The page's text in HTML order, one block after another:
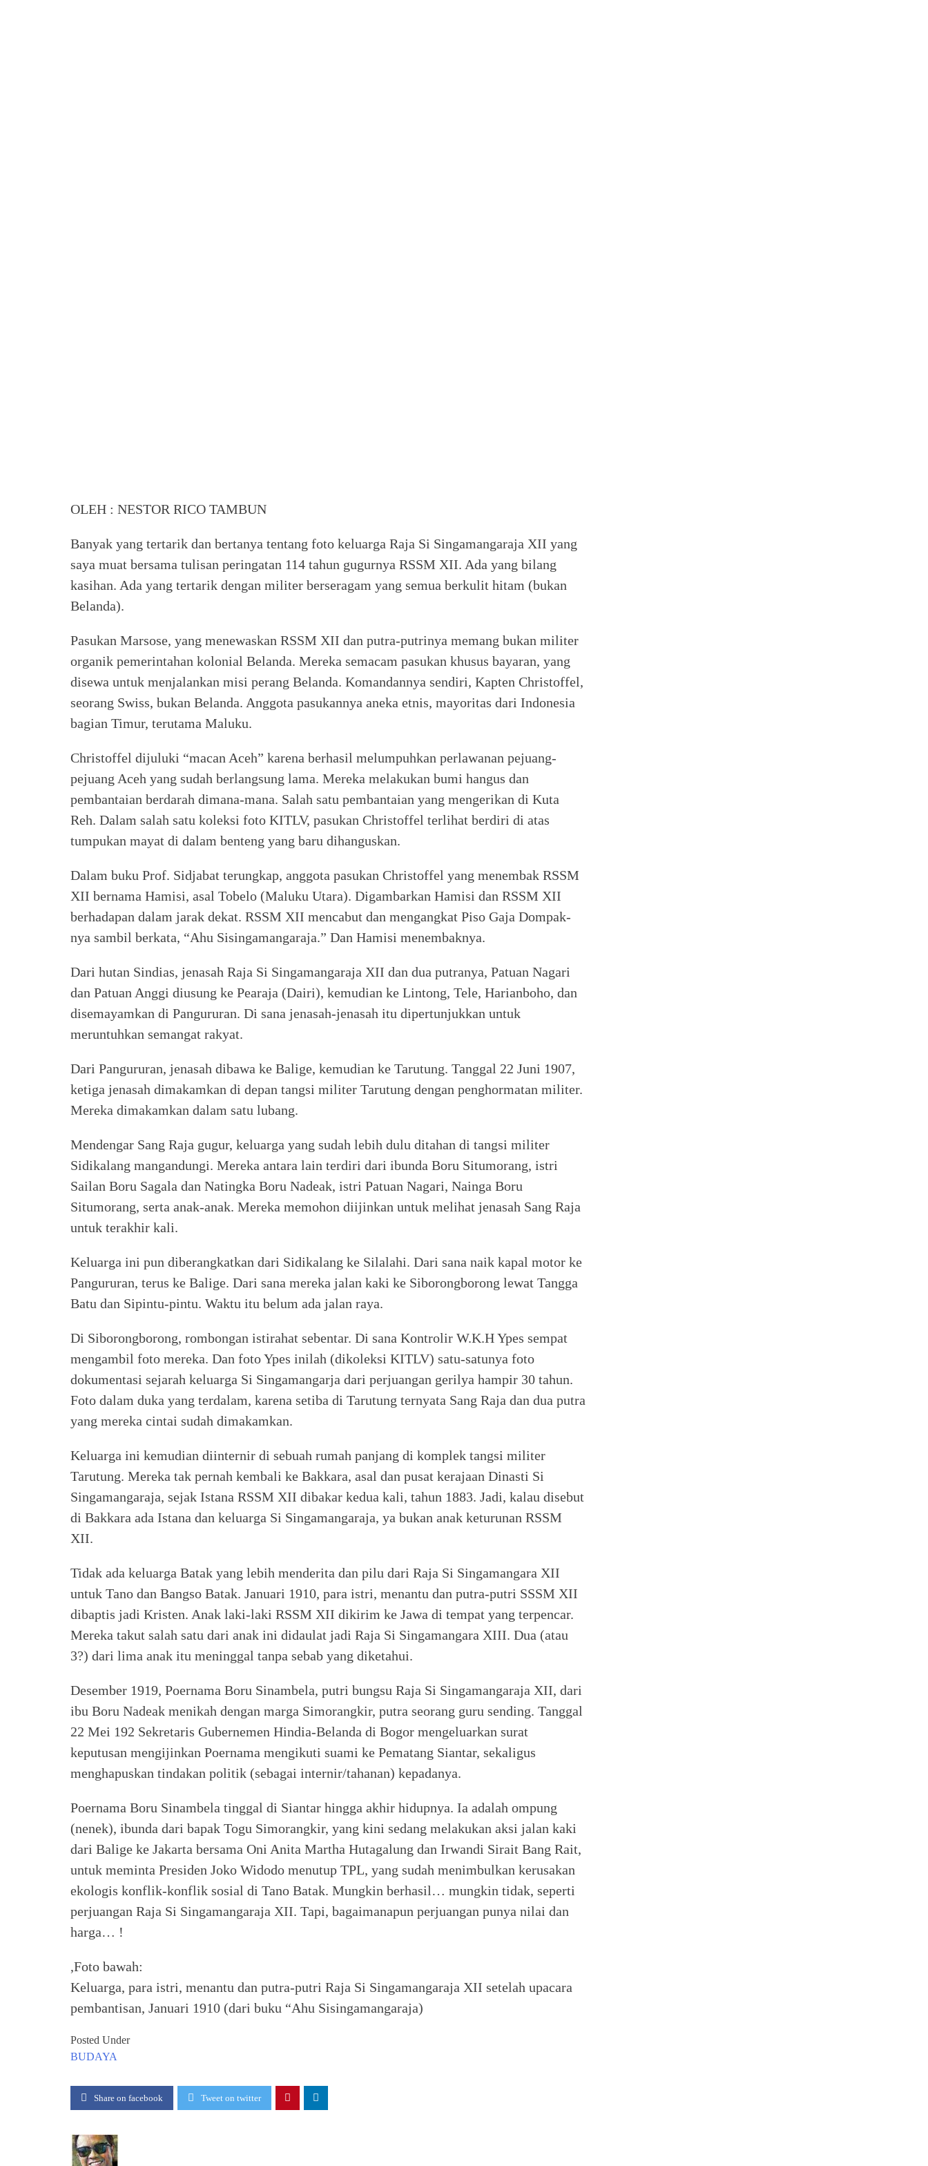
OLEH : NESTOR RICO TAMBUN
Banyak yang tertarik dan bertanya tentang foto keluarga Raja Si Singamangaraja XII yang
saya muat bersama tulisan peringatan 114 tahun gugurnya RSSM XII. Ada yang bilang
kasihan. Ada yang tertarik dengan militer berseragam yang semua berkulit hitam (bukan
Belanda).
Pasukan Marsose, yang menewaskan RSSM XII dan putra-putrinya memang bukan militer
organik pemerintahan kolonial Belanda. Mereka semacam pasukan khusus bayaran, yang
disewa untuk menjalankan misi perang Belanda. Komandannya sendiri, Kapten Christoffel,
seorang Swiss, bukan Belanda. Anggota pasukannya aneka etnis, mayoritas dari Indonesia
bagian Timur, terutama Maluku.
Christoffel dijuluki “macan Aceh” karena berhasil melumpuhkan perlawanan pejuang-
pejuang Aceh yang sudah berlangsung lama. Mereka melakukan bumi hangus dan
pembantaian berdarah dimana-mana. Salah satu pembantaian yang mengerikan di Kuta
Reh. Dalam salah satu koleksi foto KITLV, pasukan Christoffel terlihat berdiri di atas
tumpukan mayat di dalam benteng yang baru dihanguskan.
Dalam buku Prof. Sidjabat terungkap, anggota pasukan Christoffel yang menembak RSSM
XII bernama Hamisi, asal Tobelo (Maluku Utara). Digambarkan Hamisi dan RSSM XII
berhadapan dalam jarak dekat. RSSM XII mencabut dan mengangkat Piso Gaja Dompak-
nya sambil berkata, “Ahu Sisingamangaraja.” Dan Hamisi menembaknya.
Dari hutan Sindias, jenasah Raja Si Singamangaraja XII dan dua putranya, Patuan Nagari
dan Patuan Anggi diusung ke Pearaja (Dairi), kemudian ke Lintong, Tele, Harianboho, dan
disemayamkan di Pangururan. Di sana jenasah-jenasah itu dipertunjukkan untuk
meruntuhkan semangat rakyat.
Dari Pangururan, jenasah dibawa ke Balige, kemudian ke Tarutung. Tanggal 22 Juni 1907,
ketiga jenasah dimakamkan di depan tangsi militer Tarutung dengan penghormatan militer.
Mereka dimakamkan dalam satu lubang.
Mendengar Sang Raja gugur, keluarga yang sudah lebih dulu ditahan di tangsi militer
Sidikalang mangandungi. Mereka antara lain terdiri dari ibunda Boru Situmorang, istri
Sailan Boru Sagala dan Natingka Boru Nadeak, istri Patuan Nagari, Nainga Boru
Situmorang, serta anak-anak. Mereka memohon diijinkan untuk melihat jenasah Sang Raja
untuk terakhir kali.
Keluarga ini pun diberangkatkan dari Sidikalang ke Silalahi. Dari sana naik kapal motor ke
Pangururan, terus ke Balige. Dari sana mereka jalan kaki ke Siborongborong lewat Tangga
Batu dan Sipintu-pintu. Waktu itu belum ada jalan raya.
Di Siborongborong, rombongan istirahat sebentar. Di sana Kontrolir W.K.H Ypes sempat
mengambil foto mereka. Dan foto Ypes inilah (dikoleksi KITLV) satu-satunya foto
dokumentasi sejarah keluarga Si Singamangarja dari perjuangan gerilya hampir 30 tahun.
Foto dalam duka yang terdalam, karena setiba di Tarutung ternyata Sang Raja dan dua putra
yang mereka cintai sudah dimakamkan.
Keluarga ini kemudian diinternir di sebuah rumah panjang di komplek tangsi militer
Tarutung. Mereka tak pernah kembali ke Bakkara, asal dan pusat kerajaan Dinasti Si
Singamangaraja, sejak Istana RSSM XII dibakar kedua kali, tahun 1883. Jadi, kalau disebut
di Bakkara ada Istana dan keluarga Si Singamangaraja, ya bukan anak keturunan RSSM
XII.
Tidak ada keluarga Batak yang lebih menderita dan pilu dari Raja Si Singamangara XII
untuk Tano dan Bangso Batak. Januari 1910, para istri, menantu dan putra-putri SSSM XII
dibaptis jadi Kristen. Anak laki-laki RSSM XII dikirim ke Jawa di tempat yang terpencar.
Mereka takut salah satu dari anak ini didaulat jadi Raja Si Singamangara XIII. Dua (atau
3?) dari lima anak itu meninggal tanpa sebab yang diketahui.
Desember 1919, Poernama Boru Sinambela, putri bungsu Raja Si Singamangaraja XII, dari
ibu Boru Nadeak menikah dengan marga Simorangkir, putra seorang guru sending. Tanggal
22 Mei 192 Sekretaris Gubernemen Hindia-Belanda di Bogor mengeluarkan surat
keputusan mengijinkan Poernama mengikuti suami ke Pematang Siantar, sekaligus
menghapuskan tindakan politik (sebagai internir/tahanan) kepadanya.
Poernama Boru Sinambela tinggal di Siantar hingga akhir hidupnya. Ia adalah ompung
(nenek), ibunda dari bapak Togu Simorangkir, yang kini sedang melakukan aksi jalan kaki
dari Balige ke Jakarta bersama Oni Anita Martha Hutagalung dan Irwandi Sirait Bang Rait,
untuk meminta Presiden Joko Widodo menutup TPL, yang sudah menimbulkan kerusakan
ekologis konflik-konflik sosial di Tano Batak. Mungkin berhasil… mungkin tidak, seperti
perjuangan Raja Si Singamangaraja XII. Tapi, bagaimanapun perjuangan punya nilai dan
harga… !
,Foto bawah:
Keluarga, para istri, menantu dan putra-putri Raja Si Singamangaraja XII setelah upacara
pembantisan, Januari 1910 (dari buku “Ahu Sisingamangaraja)
Posted Under
BUDAYA
Share on facebook Tweet on twitter